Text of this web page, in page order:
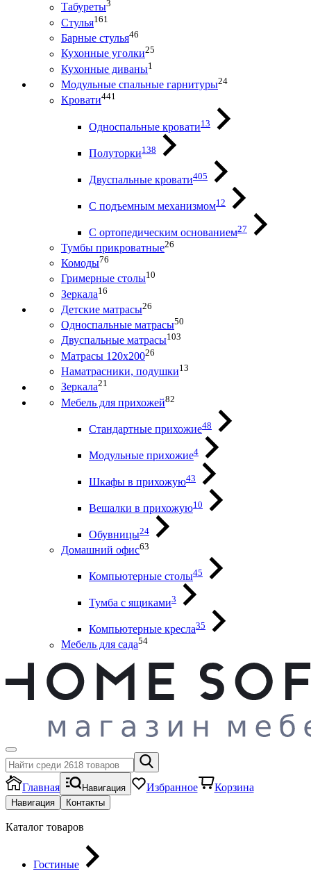
Табуреты3
Стулья161
Барные стулья46
Кухонные уголки25
Кухонные диваны1
Модульные спальные гарнитуры24
Кровати441
Односпальные кровати13
Полуторки138
Двуспальные кровати405
С подъемным механизмом12
С ортопедическим основанием27
Тумбы прикроватные26
Комоды76
Гримерные столы10
Зеркала16
Детские матрасы26
Односпальные матрасы50
Двуспальные матрасы103
Матрасы 120х20026
Наматрасники, подушки13
Зеркала21
Мебель для прихожей82
Стандартные прихожие48
Модульные прихожие4
Шкафы в прихожую43
Вешалки в прихожую10
Обувницы24
Домашний офис63
Компьютерные столы45
Тумба с ящиками3
Компьютерные кресла35
Мебель для сада54
Главная Навигация Избранное Корзина
Навигация Контакты
Каталог товаров
Гостиные